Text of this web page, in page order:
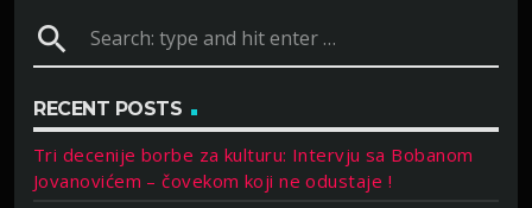
search
RECENT POSTS
Tri decenije borbe za kulturu: Intervju sa Bobanom
Jovanovićem – čovekom koji ne odustaje !